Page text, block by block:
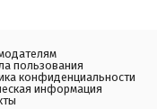
пользования
конфиденциальности
информация